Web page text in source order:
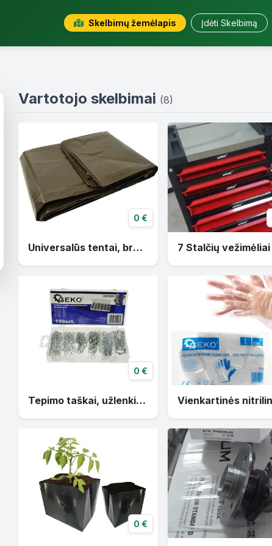
Skelbimų žemėlapis Įdėti Skelbimą
Vartotojo skelbimai (8)
0 €
Universalūs tentai, brezentai
0 €
Tepimo taškai, užlenkiami kaiščiai, fiksatoriai, sąvaržos, užtraukėjai
0 €